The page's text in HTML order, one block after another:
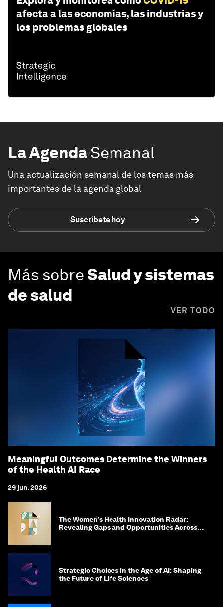
afecta a las economías, las industrias y
los problemas globales
La AgendaSemanal
Una actualización semanal de los temas más
importantes de la agenda global
Suscríbete hoy
Más sobreSalud y sistemas
de salud
VER TODO
Meaningful Outcomes Determine the Winners
of the Health AI Race
29 jun. 2026
The Women’s Health Innovation Radar:
Revealing Gaps and Opportunities Across
Strategic Choices in the Age of AI: Shaping
the Future of Life Sciences